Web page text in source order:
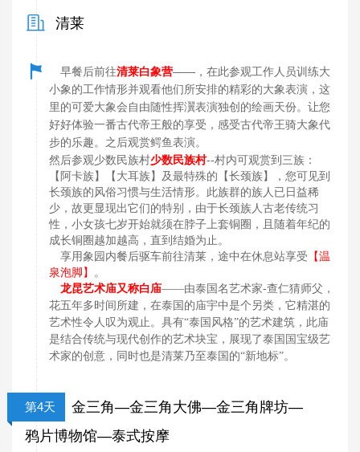
清莱
早餐后前往清莱白象营——，在此参观工作人员训练大
小象的工作情形并观看他们所安排的精彩的大象表演，这
里的可爱大象会自由随性挥瀷表演独创的绘画天份。让您
好好体验一番古代帝王般的享受，感受古代帝王骑大象代
步的乐趣。之后观赏鳄鱼表演。
然后参观少数民族村少数民族村--村内可观赏到三族：
【阿卡族】【大耳族】及最特殊的【长颈族】，您可见到
长颈族的风俗习惯与生活情形。此族群的族人已日益稀
少，故更显现出它们的特别，由于长颈族人古老传统习
性，小女孩七岁开始就须在脖子上套铜圈，且随着年纪的
成长铜圈越加越高，直到结婚为止。
享用象园内餐后驱车前往清莱，途中在休息站享受 【温
泉泡脚】
。
龙昆艺术庙又称白庙——由泰国名艺术家-查仁猜师父，
花五年多时间所建，在泰国的庙宇中是个另类，它精湛的
艺术性令人叹为观止。具有“泰国风格”的艺术建筑，此庙
是结合传统与现代创作的艺术块宝，展现了泰国国宝级艺
术家的创意，同时也是清莱乃至泰国的“新地标”。
第4天
金三角—金三角大佛—金三角牌坊—
鸦片博物馆—泰式按摩